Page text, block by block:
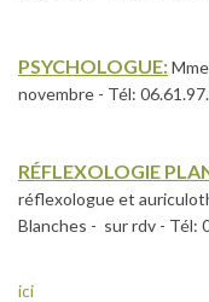
PSYCHOLOGUE:
novembre - Tél:
RÉFLEXOLOGIE
réflexologue et
Blanches - sur rdv - Tél:
Pour
ici